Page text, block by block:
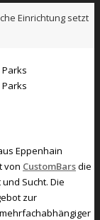
Einrichtung setzt
Eppenhain
von CustomBarsdie
Sucht. Die
zur